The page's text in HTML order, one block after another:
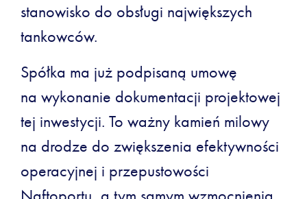
stanowisko do obsługi największych
tankowców.
Spółka ma już podpisaną umowę
na wykonanie dokumentacji projektowej
tej inwestycji. To ważny kamień milowy
na drodze do zwiększenia efektywności
operacyjnej i przepustowości